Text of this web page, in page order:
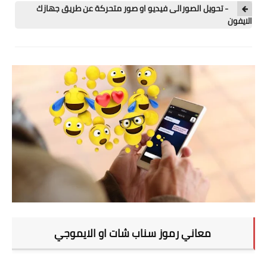
جوجل
بلوجر
مقالات
العاب
تطبيقات
العملات الرقمية
- تحويل الصورالى فيديو او صور متحركة عن طريق جهازك
الايفون
معاني رموز سناب شات او الايموجي